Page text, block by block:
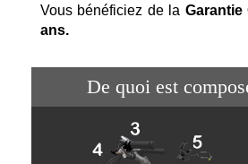
Vous bénéficiez de la
ans.
De quoi est